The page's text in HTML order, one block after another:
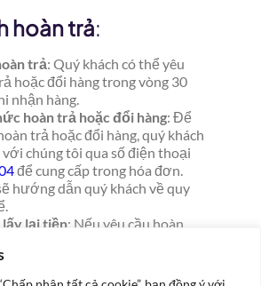
hoàn trả:
trả: Quý khách có thể yêu
hoặc đổi hàng trong vòng 30
nhận hàng.
hoàn trả hoặc đổi hàng: Để
trả hoặc đổi hàng, quý khách
với chúng tôi qua số điện thoại
để cung cấp trong hóa đơn.
hướng dẫn quý khách về quy
lại tiền: Nếu yêu cầu hoàn
thanh toán ban đầu. Thời
có thể từ 5 đến 7 ngày làm